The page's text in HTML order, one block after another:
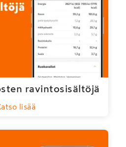
ravintosisältöjä
lisää